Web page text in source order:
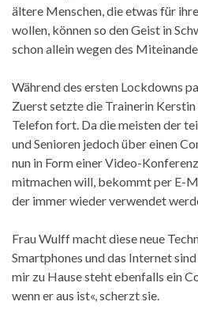
ältere Menschen, die etwas für
wollen, können so den Geist in
schon allein wegen des
Während des ersten Lockdowns
Zuerst setzte die Trainerin
Telefon fort. Da die meisten der
und Senioren jedoch über einen
nun in Form einer Video-
mitmachen will, bekommt per E-
der immer wieder verwendet
Frau Wulff macht diese neue
Smartphones und das Internet
mir zu Hause steht ebenfalls ein
wenn er aus ist«, scherzt sie.